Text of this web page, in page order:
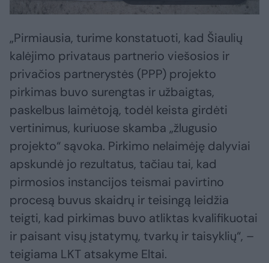
„Pirmiausia, turime konstatuoti, kad Šiaulių
kalėjimo privataus partnerio viešosios ir
privačios partnerystės (PPP) projekto
pirkimas buvo surengtas ir užbaigtas,
paskelbus laimėtoją, todėl keista girdėti
vertinimus, kuriuose skamba „žlugusio
projekto“ sąvoka. Pirkimo nelaimėję dalyviai
apskundė jo rezultatus, tačiau tai, kad
pirmosios instancijos teismai pavirtino
procesą buvus skaidrų ir teisingą leidžia
teigti, kad pirkimas buvo atliktas kvalifikuotai
ir paisant visų įstatymų, tvarkų ir taisyklių“, –
teigiama LKT atsakyme Eltai.